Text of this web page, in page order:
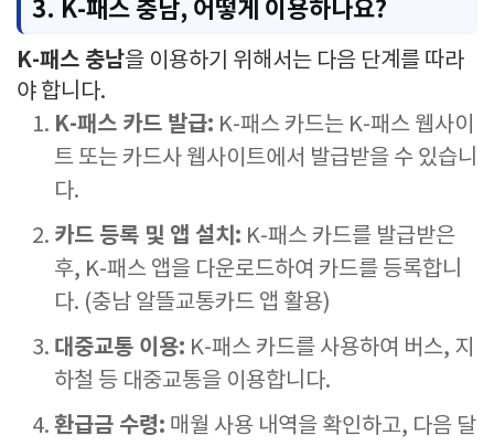
3. K-패스 충남, 어떻게 이용하나요?
K-패스 충남을 이용하기 위해서는 다음 단계를 따라
야 합니다.
K-패스 카드 발급: K-패스 카드는 K-패스 웹사이
트 또는 카드사 웹사이트에서 발급받을 수 있습니
다.
카드 등록 및 앱 설치: K-패스 카드를 발급받은
후, K-패스 앱을 다운로드하여 카드를 등록합니
다. (충남 알뜰교통카드 앱 활용)
대중교통 이용: K-패스 카드를 사용하여 버스, 지
하철 등 대중교통을 이용합니다.
환급금 수령: 매월 사용 내역을 확인하고, 다음 달